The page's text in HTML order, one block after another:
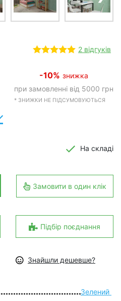
2 відгуків
-10% знижка
при замовленні від 5000 грн
* ЗНИЖКИ НЕ ПІДСУМОВУЮТЬСЯ
На складі
Замовити в один клік
Підбір поєднання
Знайшли дешевше?
Зелений